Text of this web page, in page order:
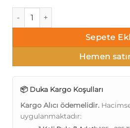
Duka Messy Dk.300-03 Düz parlak
Sepete
Hemen
📦 Duka Kargo Koşulları
Kargo Alıcı ödemelidir.
uygulanmaktadır: